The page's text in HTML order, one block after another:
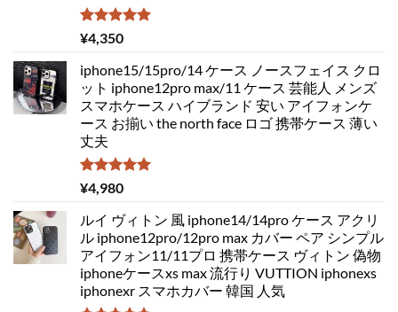
5段階中
5.00
¥4,350
iphone15/15pro/14 ケース ノースフェイス クロ
ット iphone12pro max/11 ケース 芸能人 メンズ
スマホケース ハイブランド 安い アイフォンケ
ース お揃い the north face ロゴ 携帯ケース 薄い
丈夫
5段階中
5.00
¥4,980
ルイ ヴィトン 風 iphone14/14pro ケース アクリ
ル iphone12pro/12pro max カバー ペア シンプル
アイフォン11/11プロ 携帯ケース ヴィトン 偽物
iphoneケースxs max 流行り VUTTION iphonexs
iphonexr スマホカバー 韓国 人気